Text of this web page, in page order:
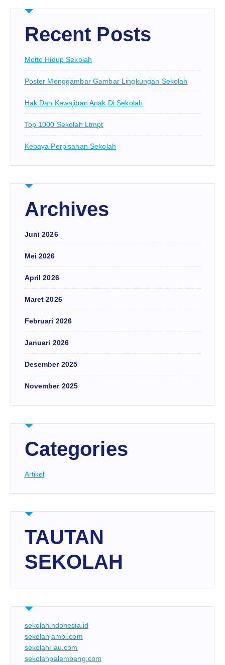
Recent Posts
Motto Hidup Sekolah
Poster Menggambar Gambar Lingkungan Sekolah
Hak Dan Kewajiban Anak Di Sekolah
Top 1000 Sekolah Ltmpt
Kebaya Perpisahan Sekolah
Archives
Juni 2026
Mei 2026
April 2026
Maret 2026
Februari 2026
Januari 2026
Desember 2025
November 2025
Categories
Artikel
TAUTAN
SEKOLAH
sekolahindonesia.id
sekolahjambi.com
sekolahriau.com
sekolahpalembang.com